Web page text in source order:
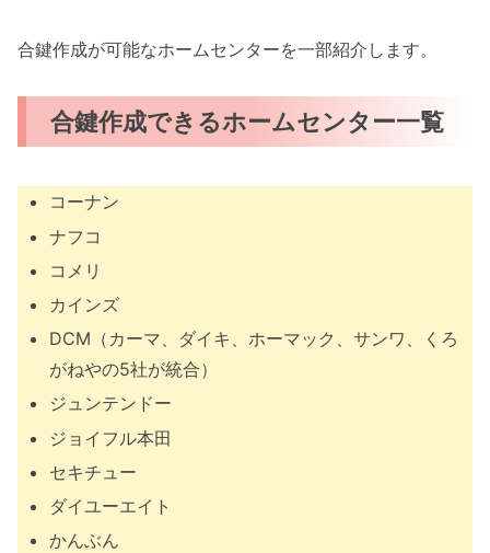
合鍵作成が可能なホームセンターを一部紹介します。
合鍵作成できるホームセンター一覧
コーナン
ナフコ
コメリ
カインズ
DCM（カーマ、ダイキ、ホーマック、サンワ、くろ
がねやの5社が統合）
ジュンテンドー
ジョイフル本田
セキチュー
ダイユーエイト
かんぶん